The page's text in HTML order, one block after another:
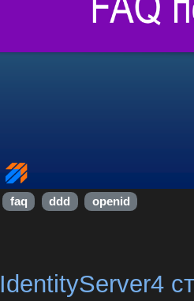
faq ddd openid
IdentityServer4